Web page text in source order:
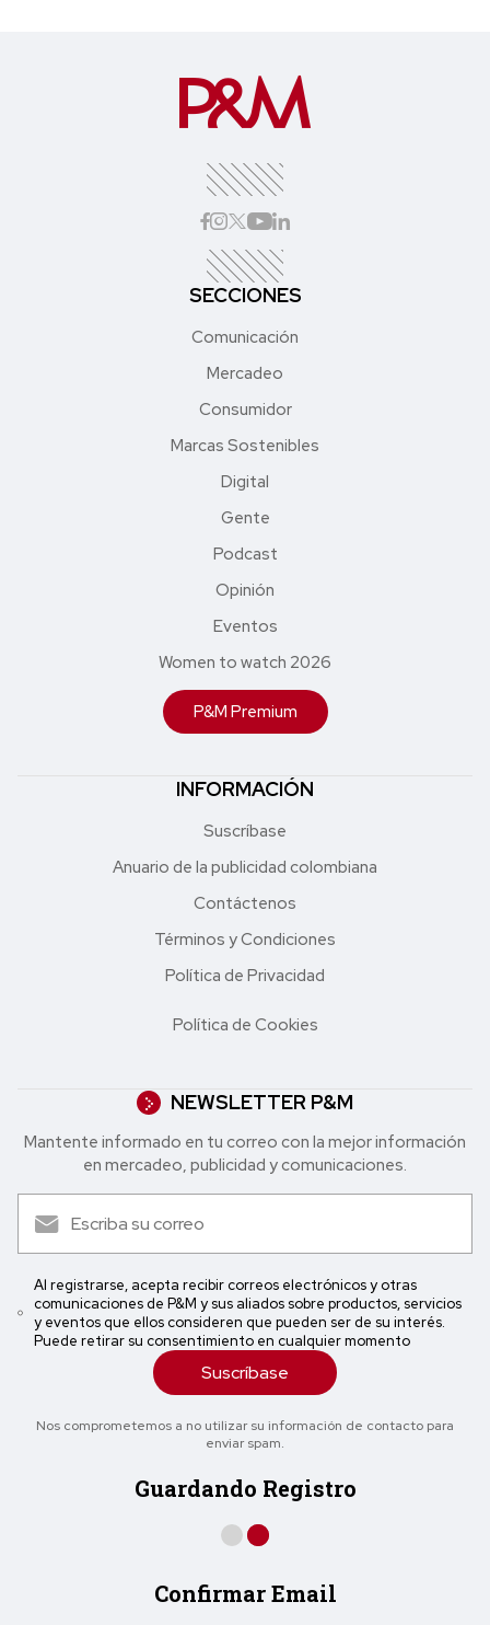
SECCIONES
Comunicación
Mercadeo
Consumidor
Marcas Sostenibles
Digital
Gente
Podcast
Opinión
Eventos
Women to watch 2026
P&M Premium
INFORMACIÓN
Suscríbase
Anuario de la publicidad colombiana
Contáctenos
Términos y Condiciones
Política de Privacidad
Política de Cookies
NEWSLETTER P&M
Mantente informado en tu correo con la mejor in formación
en mercadeo, publicidad y comunicaciones.
Al registrarse, acepta recibir correos electrónicos y otras
comunicaciones de P&M y sus aliados sobre productos, servicios
y eventos que ellos consideren que pueden ser de su interés.
Puede retirar su consentimiento en cualquier momento
Suscríbase
Nos comprometemos a no utilizar su información de contacto para
enviar spam.
Guardando Registro
Confirmar Email